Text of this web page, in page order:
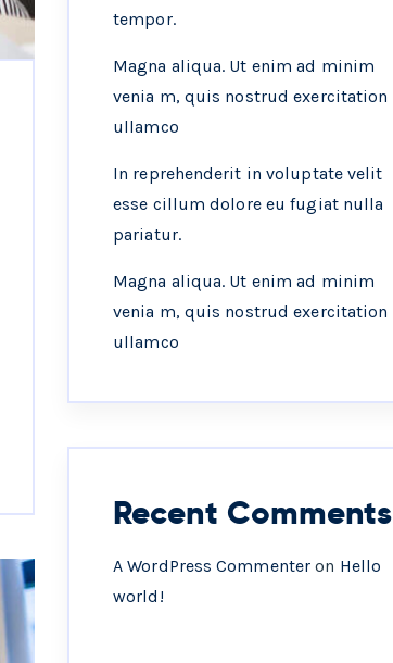
tempor.
Magna aliqua. Ut enim ad minim
venia m, quis nostrud exercitation
ullamco
In reprehenderit in voluptate velit
esse cillum dolore eu fugiat nulla
pariatur.
Magna aliqua. Ut enim ad minim
venia m, quis nostrud exercitation
ullamco
Recent Comments
A WordPress Commenter on Hello
world!